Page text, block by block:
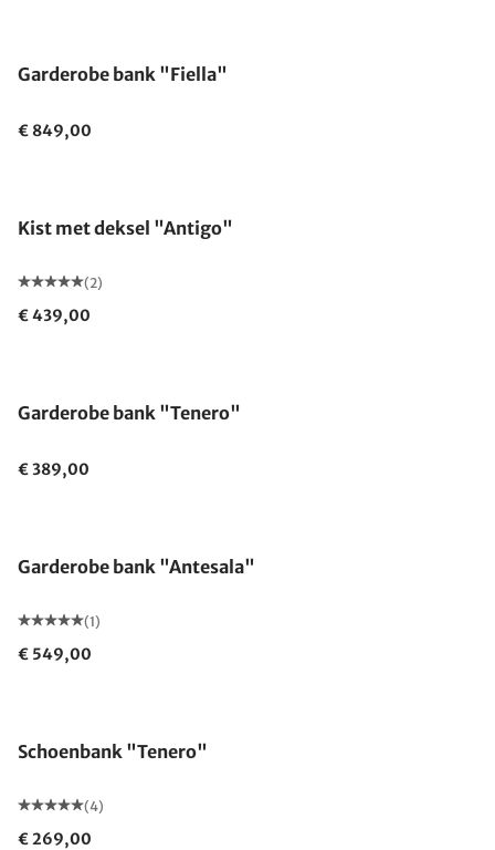
Garderobe bank "Fiella"
€ 849,00
Kist met deksel "Antigo"
(2)
€ 439,00
Garderobe bank "Tenero"
€ 389,00
Garderobe bank "Antesala"
(1)
€ 549,00
Schoenbank "Tenero"
(4)
€ 269,00